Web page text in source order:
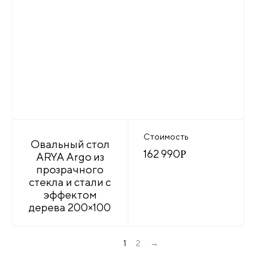
Овальный стол
ARYA Argo из
прозрачного
стекла и стали с
эффектом
дерева 200×100
Стоимость
162 990Р
1 2 →